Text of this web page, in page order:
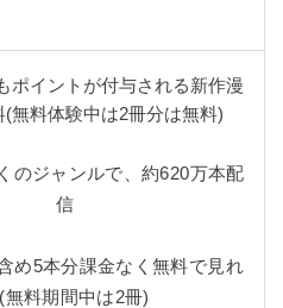
ポイントが付与される新作漫
(無料体験中は2冊分は無料)
のジャンルで、約620万本配
信
め5本分課金なく無料で見れ
無料期間中は2冊)